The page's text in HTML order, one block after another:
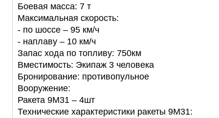
Боевая масса: 7 т
Максимальная скорость:
- по шоссе – 95 км/ч
- наплаву – 10 км/ч
Запас хода по топливу: 750км
Вместимость: Экипаж 3 человека
Бронирование: противопульное
Вооружение:
Ракета 9М31 – 4шт
Технические характеристики ракеты 9М31: